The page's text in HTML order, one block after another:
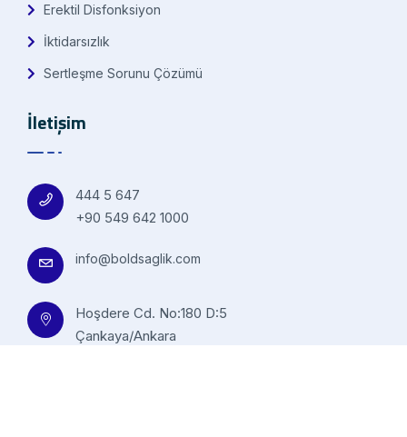
Erektil Disfonksiyon
İktidarsızlık
Sertleşme Sorunu Çözümü
İletişim
444 5 647
+90 549 642 1000
info@boldsaglik.com
Hoşdere Cd. No:180 D:5
Çankaya/Ankara